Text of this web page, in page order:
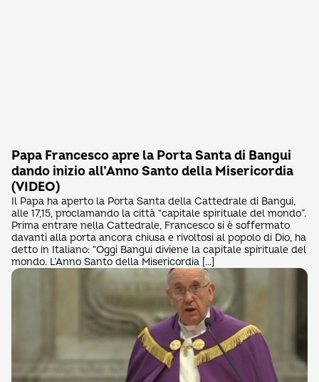
Papa Francesco apre la Porta Santa di Bangui
dando inizio all’Anno Santo della Misericordia
(VIDEO)
Il Papa ha aperto la Porta Santa della Cattedrale di Bangui,
alle 17,15, proclamando la città “capitale spirituale del mondo”.
Prima entrare nella Cattedrale, Francesco si è soffermato
davanti alla porta ancora chiusa e rivoltosi al popolo di Dio, ha
detto in Italiano: “Oggi Bangui diviene la capitale spirituale del
mondo. L’Anno Santo della Misericordia […]